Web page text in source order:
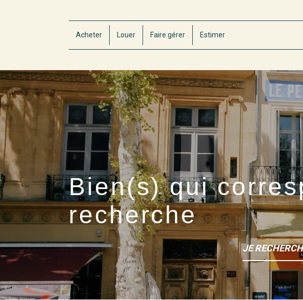
Acheter Louer Faire gérer Estimer
Bien(s) qui
recherche
JE
Type de bien Localité